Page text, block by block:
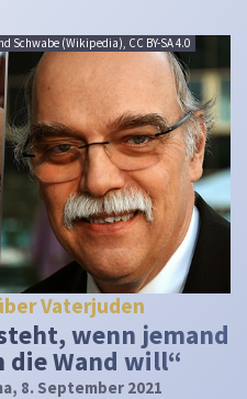
Schwabe (Wikipedia), CC BY-SA 4.0
Vaterjuden
wenn jemand
Wand will“
8. September 2021